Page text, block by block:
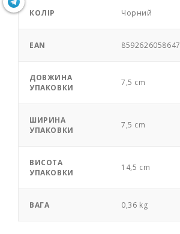
КОЛІР Чорний
EAN 8592626058647
ДОВЖИНА
УПАКОВКИ
7,5 cm
ШИРИНА
УПАКОВКИ
7,5 cm
ВИСОТА
УПАКОВКИ
14,5 cm
ВАГА 0,36 kg